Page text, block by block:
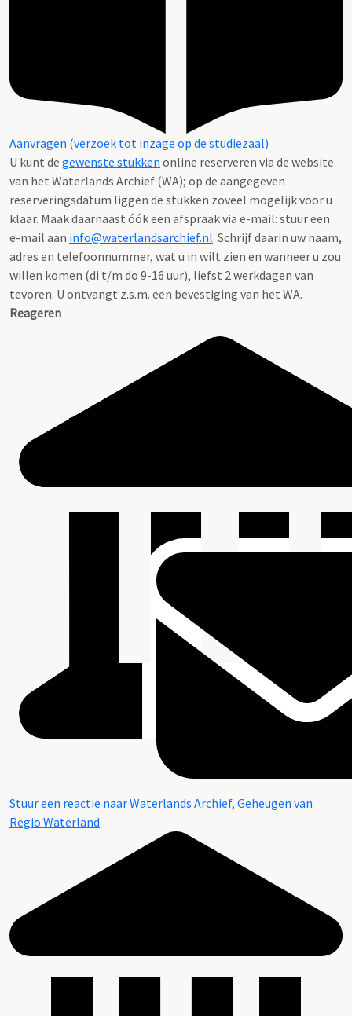
Aanvragen (verzoek tot inzage op de studiezaal)
U kunt de gewenste stukken online reserveren via de website
van het Waterlands Archief (WA); op de aangegeven
reserveringsdatum liggen de stukken zoveel mogelijk voor u
klaar. Maak daarnaast óók een afspraak via e-mail: stuur een
e-mail aan info@waterlandsarchief.nl. Schrijf daarin uw naam,
adres en telefoonnummer, wat u in wilt zien en wanneer u zou
willen komen (di t/m do 9-16 uur), liefst 2 werkdagen van
tevoren. U ontvangt z.s.m. een bevestiging van het WA.
Reageren
Stuur een reactie naar Waterlands Archief, Geheugen van
Regio Waterland